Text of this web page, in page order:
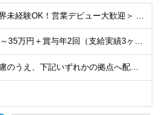
＜職種・業界未経験OK！営業デビュー大歓迎＞ ◆要普通自動車免許（AT限定可） ◆学歴不問 ＼当てはまる方、ぜひご応募ください！／ □人と話すことや、人の役に立つことが好き □未経験から営業として成
月給28万円～35万円＋賞与年2回（支給実績3ヶ月分） ※経験・年齢・能力を考慮の上、当社規定により決定します。 ※上記月給には固定残業代(25時間分／47,314円～)
ご希望を考慮のうえ、下記いずれかの拠点へ配属します。 ※自動車通勤可能（要相談） 【東北エリア】 仙台支店、盛岡支店、福島支店 【関東エリア】 東京本社、東京支店、埼玉支店、千葉支店、群馬支店、東